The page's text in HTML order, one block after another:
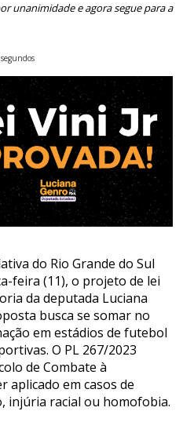
unanimidade e agora segue para a
do Rio Grande do Sul
feira (11), o projeto de lei
da deputada Luciana
busca se somar no
em estádios de futebol
O PL 267/2023
de Combate à
aplicado em casos de
injúria racial ou homofobia.